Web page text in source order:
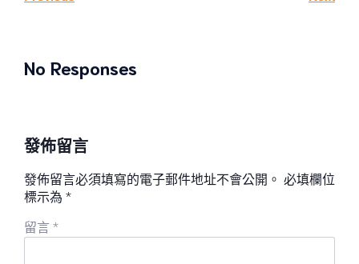
No Responses
發佈留言
發佈留言必須填寫的電子郵件地址不會公開。 必填欄位
標示為 *
留言 *